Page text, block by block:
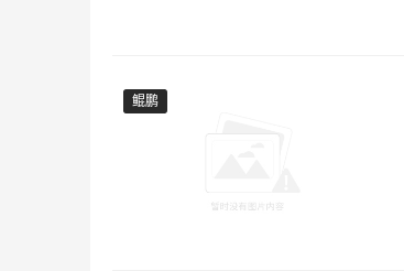
鲲鹏
鲲鹏